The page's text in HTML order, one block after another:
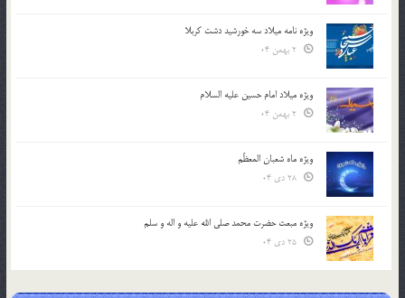
ویژه نامه میلاد سه خورشید دشت کربلا
ویژه میلاد امام حسین علیه السلام
ویژه ماه شعبان المعظّم
ویژه مبعث حضرت محمد صلی الله علیه و اله و سلم